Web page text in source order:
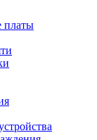
платы